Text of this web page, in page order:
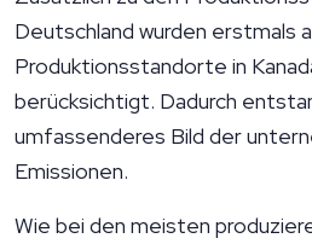
Deutschland wurden erstmals
Produktionsstandorte in
berücksichtigt. Dadurch
umfassenderes Bild der
Emissionen.
Wie bei den meisten